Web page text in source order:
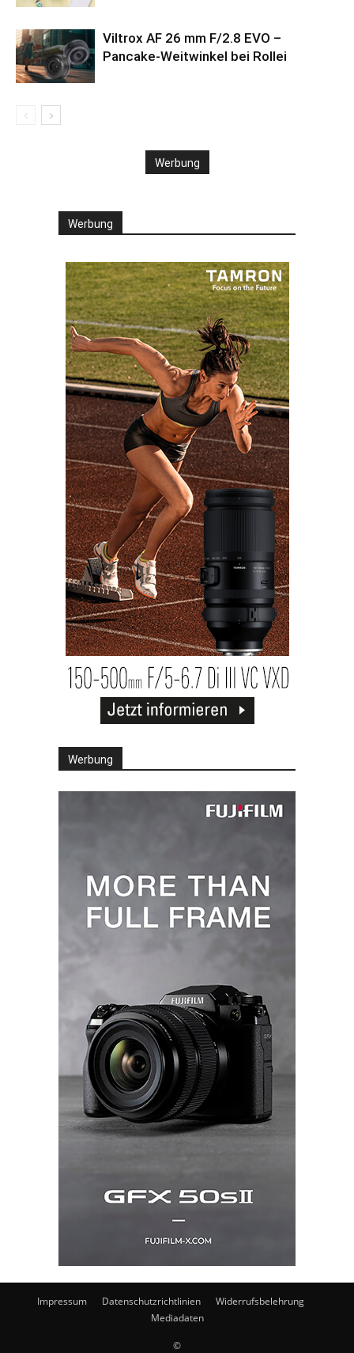
Viltrox AF 26 mm F/2.8 EVO –
Pancake-Weitwinkel bei Rollei
Werbung
Werbung
Werbung
Impressum Datenschutzrichtlinien
Widerrufsbelehrung
Mediadaten
©